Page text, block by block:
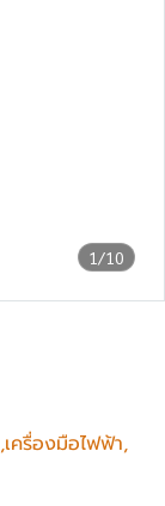
1/10
,เครื่องมือไฟฟ้า,